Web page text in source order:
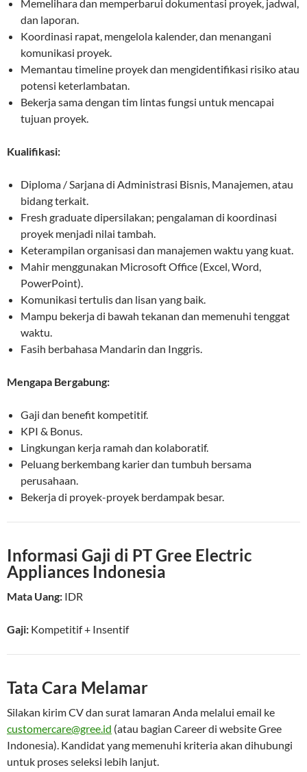
Memelihara dan memperbarui dokumentasi proyek, jadwal,
dan laporan.
Koordinasi rapat, mengelola kalender, dan menangani
komunikasi proyek.
Memantau timeline proyek dan mengidentifikasi risiko atau
potensi keterlambatan.
Bekerja sama dengan tim lintas fungsi untuk mencapai
tujuan proyek.
Kualifikasi:
Diploma / Sarjana di Administrasi Bisnis, Manajemen, atau
bidang terkait.
Fresh graduate dipersilakan; pengalaman di koordinasi
proyek menjadi nilai tambah.
Keterampilan organisasi dan manajemen waktu yang kuat.
Mahir menggunakan Microsoft Office (Excel, Word,
PowerPoint).
Komunikasi tertulis dan lisan yang baik.
Mampu bekerja di bawah tekanan dan memenuhi tenggat
waktu.
Fasih berbahasa Mandarin dan Inggris.
Mengapa Bergabung:
Gaji dan benefit kompetitif.
KPI & Bonus.
Lingkungan kerja ramah dan kolaboratif.
Peluang berkembang karier dan tumbuh bersama
perusahaan.
Bekerja di proyek-proyek berdampak besar.
Informasi Gaji di PT Gree Electric
Appliances Indonesia
Mata Uang: IDR
Gaji: Kompetitif+ Insentif
Tata Cara Melamar
Silakan kirim CV dan surat lamaran Anda melalui email ke
customercare@gree.id (atau bagian Career di website Gree
Indonesia). Kandidat yang memenuhi kriteria akan dihubungi
untuk proses seleksi lebih lanjut.